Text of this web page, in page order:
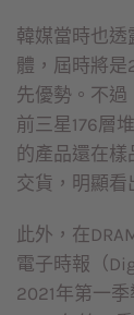
韓媒當時也透
體，屆時將
先優勢。不過
前三星176層
的產品還在樣
交貨，明顯看
此外，在
電子時報（
2021年第一